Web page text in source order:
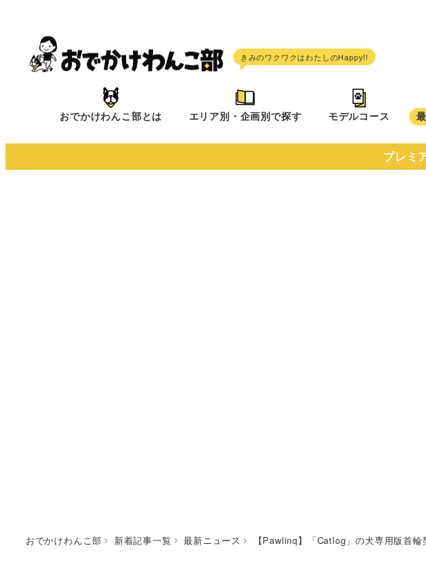
へ
おでかけわんこ部とは エリア別・企画別で探す モデルコース
プレミ
おでかけわんこ部 新着記事一覧 最新ニュース 【Pawlinq】「Catlog」の犬専用版首